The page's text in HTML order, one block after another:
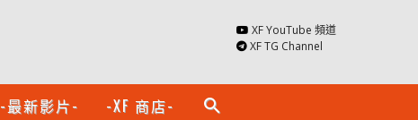
XF YouTube 頻道
XF TG Channel
-最新影片- -XF 商店- search